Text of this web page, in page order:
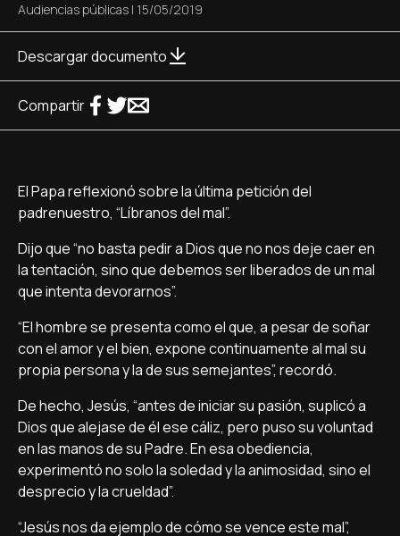
Audiencias públicas | 15/05/2019
Descargar documento
Compartir
El Papa reflexionó sobre la última petición del
padrenuestro, “Líbranos del mal”.
Dijo que “no basta pedir a Dios que no nos deje caer en
la tentación, sino que debemos ser liberados de un mal
que intenta devorarnos”.
“El hombre se presenta como el que, a pesar de soñar
con el amor y el bien, expone continuamente al mal su
propia persona y la de sus semejantes”, recordó.
De hecho, Jesús, “antes de iniciar su pasión, suplicó a
Dios que alejase de él ese cáliz, pero puso su voluntad
en las manos de su Padre. En esa obediencia,
experimentó no solo la soledad y la animosidad, sino el
desprecio y la crueldad”.
“Jesús nos da ejemplo de cómo se vence este mal”,